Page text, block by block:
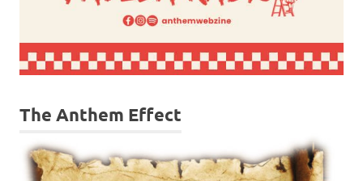
The Anthem Effect